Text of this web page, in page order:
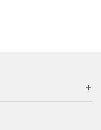
歴史・文化・芸術